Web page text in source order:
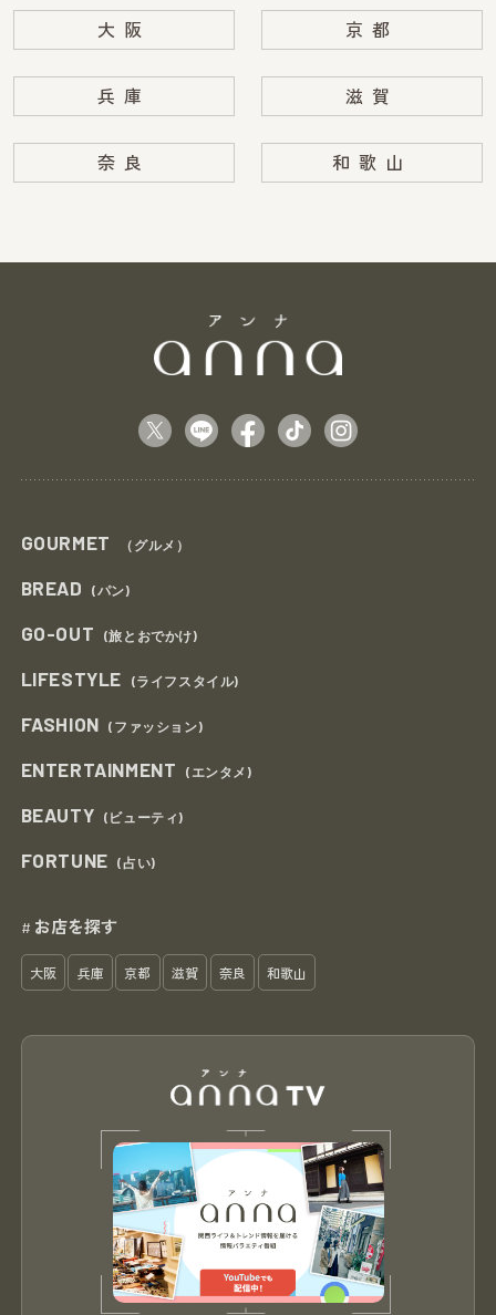
大阪 京都
兵庫 滋賀
奈良 和歌山
GOURMET （グルメ）
BREAD (パン)
GO-OUT (旅とおでかけ)
LIFESTYLE (ライフスタイル)
FASHION (ファッション)
ENTERTAINMENT (エンタメ)
BEAUTY (ビューティ)
FORTUNE (占い)
# お店を探す
大阪 兵庫 京都 滋賀 奈良 和歌山